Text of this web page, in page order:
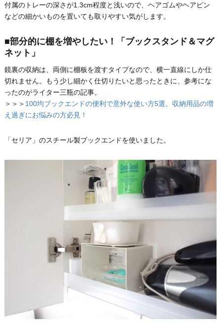
付属のトレーの深さが1.3cm程度と浅いので、ヘアゴムやヘアピン
などの細かいものを置いても取りやすい気がします。
■部分的に棚を増やしたい！「ブックスタンド＆マグ
ネット」
鏡裏の収納は、両側に棚板を渡すタイプなので、横一直線にしか仕
切れません。もう少し細かく仕切りたいと思ったときに、参考にな
ったのがライター三瓶の記事。
＞＞＞ 100均ブックエンドの便利で意外な使い方5選。収納用品の増
え過ぎにお悩みの方必見！
「セリア」のスチール製ブックエンドを使いました。